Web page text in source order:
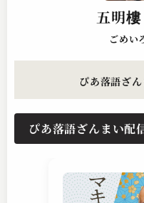
五明
ごめい
ぴあ落語ざ
ぴあ落語ざんまい配